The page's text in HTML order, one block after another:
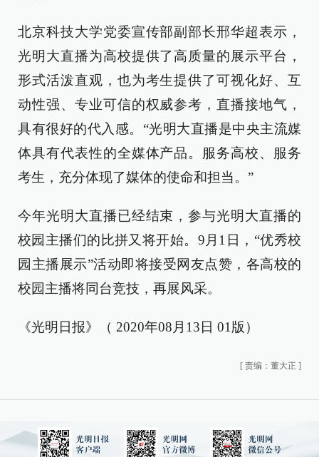
北京科技大学党委宣传部副部长邢华超表示，
光明大直播为高校提供了高质量的展示平台，
形式活泼直观，也为考生提供了可视化好、互
动性强、专业可信的权威参考，直播接地气，
具有很好的代入感。“光明大直播是中央主流媒
体具有代表性的全媒体产品。服务高校、服务
考生，充分体现了媒体的使命和担当。”
今年光明大直播已经结束，参与光明大直播的
校园主播们的比拼又将开始。9月1日，“优秀校
园主播展示”活动即将接受网友点赞，各高校的
校园主播将同台竞技，再展风采。
《光明日报》（ 2020年08月13日 01版）
[ 责编：董大正 ]